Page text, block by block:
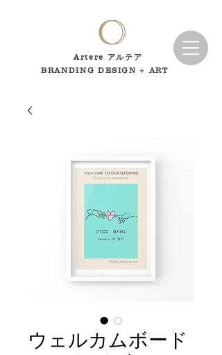
BRANDING DESIGN + ART
Artere アルテア
ウェルカムボード